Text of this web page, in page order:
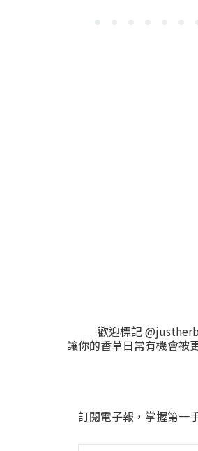
歡迎標記
讓你的香草日常有機會被
訂閱電子報，掌握第一